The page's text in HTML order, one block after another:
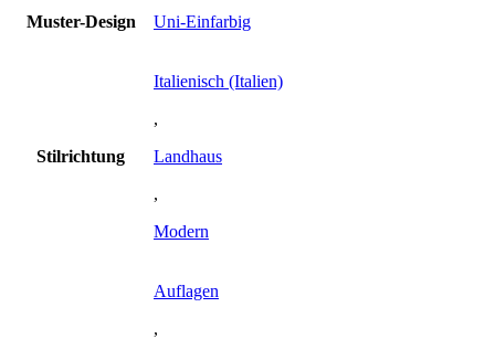
Muster-Design Uni-Einfarbig
Stilrichtung
Italienisch (Italien)
,
Landhaus
,
Modern
Auflagen
,